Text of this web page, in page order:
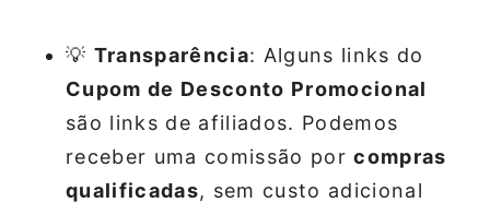
💡 Transparência: Alguns links do
Cupom de Desconto Promocional
são links de afiliados. Podemos
receber uma comissão porcompras
qualificadas, sem custo adicional